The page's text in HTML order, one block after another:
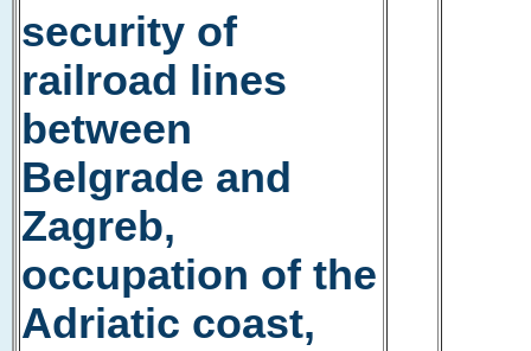
security of
railroad lines
between
Belgrade and
Zagreb,
occupation of the
Adriatic coast,